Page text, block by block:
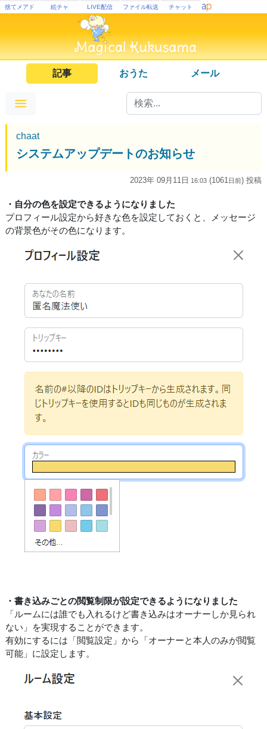
捨てメアド 絵チャ LIVE配信 ファイル転送 チャット
記事 おうた メール
chaat
システムアップデートのお知らせ
2023年 09月11日 16:03 (1061 日前) 投稿
・自分の色を設定できるようになりました
プロフィール設定から好きな色を設定しておくと、メッセージ
の背景色がその色になります。
・書き込みごとの閲覧制限が設定できるようになりました
「ルームには誰でも入れるけど書き込みはオーナーしか見られ
ない」を実現することができます。
有効にするには「閲覧設定」から「オーナーと本人のみが閲覧
可能」に設定します。